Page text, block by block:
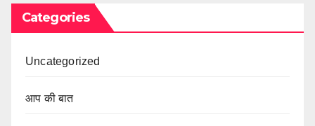
Categories
Uncategorized
आप की बात